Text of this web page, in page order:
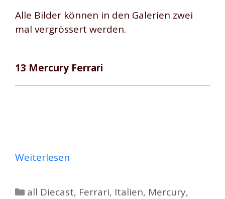
Alle Bilder können in den Galerien zwei
mal vergrössert werden.
13 Mercury Ferrari
Weiterlesen
Kategorien
all Diecast, Ferrari, Italien, Mercury,